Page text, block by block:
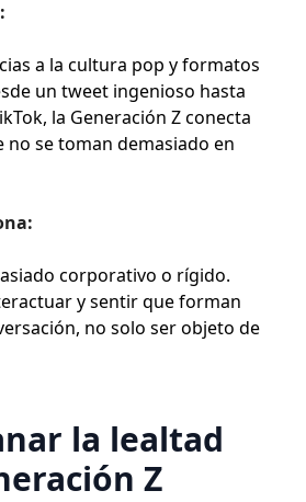
a la cultura pop y formatos
un tweet ingenioso hasta
la Generación Z conecta
no se toman demasiado en
corporativo o rígido.
y sentir que forman
no solo ser objeto de
la lealtad
Z